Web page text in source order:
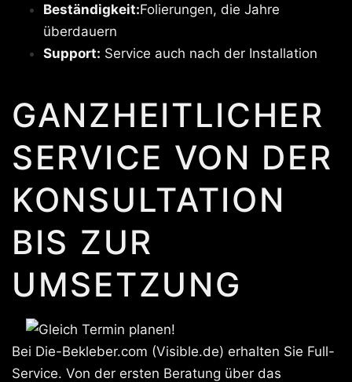
Beständigkeit:Folierungen, die Jahre
überdauern
Support: Service auch nach der Installation
GANZHEITLICHER
SERVICE VON DER
KONSULTATION
BIS ZUR
UMSETZUNG
Bei Die-Bekleber.com (Visible.de) erhalten Sie Full-
Service. Von der ersten Beratung über das